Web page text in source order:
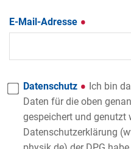
E-Mail-Adresse
Datenschutz
Ich bin
Daten für die oben
gespeichert und genutzt
Datenschutzerklärung